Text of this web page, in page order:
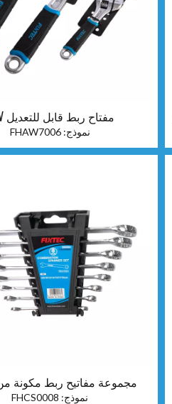
مفتاح ربط قابل للتعديل CRV
نموذج: FHAW7006
مجموعة مفاتيح ربط مكونة من 8
نموذج: FHCS0008